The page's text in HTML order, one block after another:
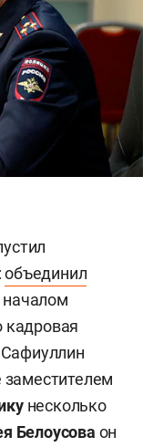
объединил
кадровая
Сафиуллин
заместителем
несколько
Белоусова он